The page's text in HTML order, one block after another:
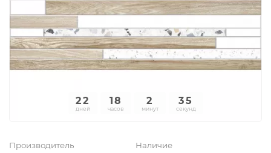
22
дней
18
часов
2
минут
35
секунд
Производитель Наличие